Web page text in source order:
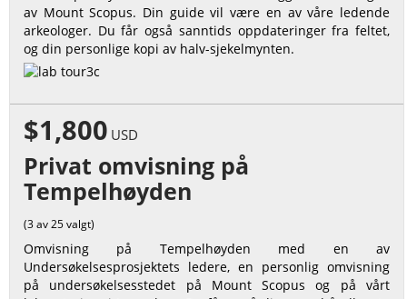
av Mount Scopus. Din guide vil være en av våre ledende
arkeologer. Du får også sanntids oppdateringer fra feltet,
og din personlige kopi av halv-sjekelmynten.
$1,800 USD
Privat omvisning på
Tempelhøyden
(3 av 25 valgt)
Omvisning på Tempelhøyden med en av
Undersøkelsesprosjektets ledere, en personlig omvisning
på undersøkelsesstedet på Mount Scopus og på vårt